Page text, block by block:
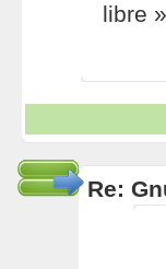
libre
Re: